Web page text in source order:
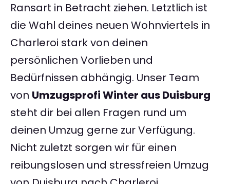
Ransart in Betracht ziehen. Letztlich ist
die Wahl deines neuen Wohnviertels in
Charleroi stark von deinen
persönlichen Vorlieben und
Bedürfnissen abhängig. Unser Team
von Umzugsprofi Winter aus Duisburg
steht dir bei allen Fragen rund um
deinen Umzug gerne zur Verfügung.
Nicht zuletzt sorgen wir für einen
reibungslosen und stressfreien Umzug